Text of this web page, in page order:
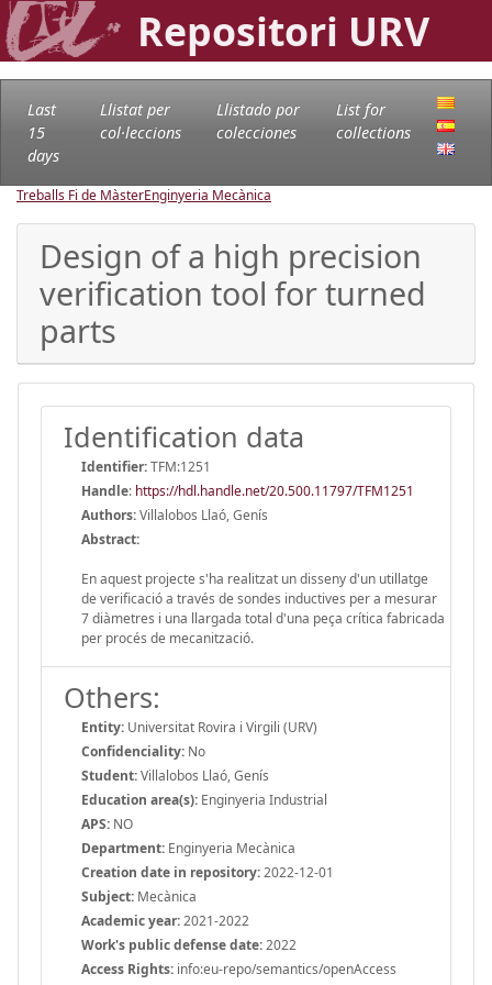
Repositori URV
Last
15
days
Llistat per
col·leccions
Llistado por
colecciones
List for
collections
Treballs Fi de MàsterEnginyeria Mecànica
Design of a high precision
verification tool for turned
parts
Identification data
Identifier:TFM:1251
Handle: https://hdl.handle.net/20.500.11797/TFM1251
Authors:Villalobos Llaó, Genís
Abstract:
En aquest projecte s'ha realitzat un disseny d'un utillatge
de verificació a través de sondes inductives per a mesurar
7 diàmetres i una llargada total d'una peça crítica fabricada
per procés de mecanització.
Others:
Entity: Universitat Rovira i Virgili (URV)
Confidenciality: No
Student:Villalobos Llaó, Genís
Education area(s): Enginyeria Industrial
APS: NO
Department: Enginyeria Mecànica
Creation date in repository:2022-12-01
Subject: Mecànica
Academic year:2021-2022
Work's public defense date:2022
Access Rights: info:eu-repo/semantics/openAccess